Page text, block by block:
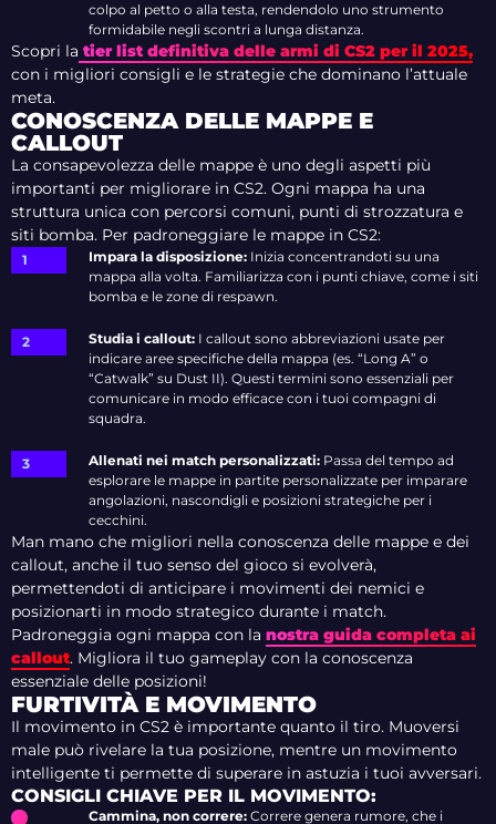
colpo al petto o alla testa, rendendolo uno strumento
formidabile negli scontri a lunga distanza.
Scopri la tier list definitiva delle armi di CS2 per il 2025,
con i migliori consigli e le strategie che dominano l’attuale
meta.
CONOSCENZA DELLE MAPPE E
CALLOUT
La consapevolezza delle mappe è uno degli aspetti più
importanti per migliorare in CS2. Ogni mappa ha una
struttura unica con percorsi comuni, punti di strozzatura e
siti bomba. Per padroneggiare le mappe in CS2:
Impara la disposizione: Inizia concentrandoti su una
mappa alla volta. Familiarizza con i punti chiave, come i siti
bomba e le zone di respawn.
Studia i callout: I callout sono abbreviazioni usate per
indicare aree specifiche della mappa (es. “Long A” o
“Catwalk” su Dust II). Questi termini sono essenziali per
comunicare in modo efficace con i tuoi compagni di
squadra.
Allenati nei match personalizzati: Passa del tempo ad
esplorare le mappe in partite personalizzate per imparare
angolazioni, nascondigli e posizioni strategiche per i
cecchini.
Man mano che migliori nella conoscenza delle mappe e dei
callout, anche il tuo senso del gioco si evolverà,
permettendoti di anticipare i movimenti dei nemici e
posizionarti in modo strategico durante i match.
Padroneggia ogni mappa con la nostra guida completa ai
callout. Migliora il tuo gameplay con la conoscenza
essenziale delle posizioni!
FURTIVITÀ E MOVIMENTO
Il movimento in CS2 è importante quanto il tiro. Muoversi
male può rivelare la tua posizione, mentre un movimento
intelligente ti permette di superare in astuzia i tuoi avversari.
CONSIGLI CHIAVE PER IL MOVIMENTO:
Cammina, non correre: Correre genera rumore, che i